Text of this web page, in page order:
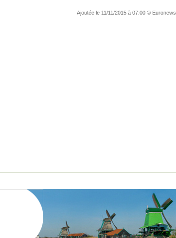
Ajoutée le 11/11/2015 à 07:00 © Euronews